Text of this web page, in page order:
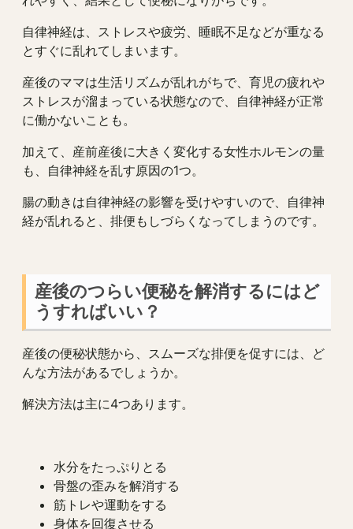
自律神経は、ストレスや疲労、睡眠不足などが重なる
とすぐに乱れてしまいます。
産後のママは生活リズムが乱れがちで、育児の疲れや
ストレスが溜まっている状態なので、自律神経が正常
に働かないことも。
加えて、産前産後に大きく変化する女性ホルモンの量
も、自律神経を乱す原因の1つ。
腸の動きは自律神経の影響を受けやすいので、自律神
経が乱れると、排便もしづらくなってしまうのです。
産後のつらい便秘を解消するにはど
うすればいい？
産後の便秘状態から、スムーズな排便を促すには、ど
んな方法があるでしょうか。
解決方法は主に4つあります。
水分をたっぷりとる
骨盤の歪みを解消する
筋トレや運動をする
身体を回復させる